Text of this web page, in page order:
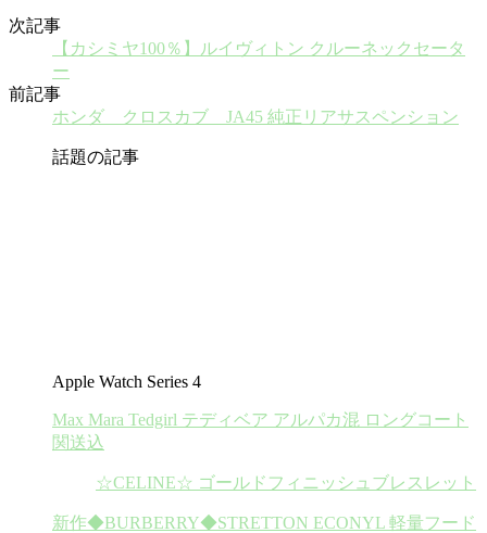
次記事
【カシミヤ100％】ルイヴィトン クルーネックセータ
ー
前記事
ホンダ クロスカブ JA45 純正リアサスペンション
話題の記事
Apple Watch Series 4
Max Mara Tedgirl テディベア アルパカ混 ロングコート
関送込
☆CELINE☆ ゴールドフィニッシュブレスレット
新作◆BURBERRY◆STRETTON ECONYL 軽量フード